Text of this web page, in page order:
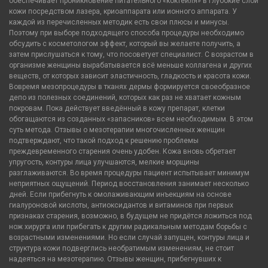
кожи посредством лазера, криоаппарата или ионного аппарата. У
каждой из перечисленных методик есть свои плюсы и минусы.
Поэтому при выборе подходящего способа процедуры необходимо
обсудить с косметологом эффект, который вы желаете получить, а
затем прислушаться к тому, что посоветует специалист. С возрастом в
организме женщины вырабатывается всё меньше коллагена и других
веществ, от которых зависит эластичность, гладкость и красота кожи.
Вовремя мезопроцедуры в тканях дермы формируется своеобразное
депо из полезных соединений, которых как раз не хватает кожным
покровам. Пока действует введённый в кожу препарат, клетки
обогащаются из созданных «запасников» всем необходимым. В этом
суть метода. Отзывы о мезотерапии многочисленных женщин
подтверждают, что такой подход к решению проблемы
преждевременного старения очень удобен. Кожа вновь обретает
упругость, контуры лица улучшаются, мелкие морщины
разглаживаются. Во время процедуры пациент испытывает минимум
неприятных ощущений. Период восстановления занимает несколько
дней. Если прибегнуть к омолаживающим инъекциям на основе
гиалуроновой кислоты, антиоксидантов и витаминов при первых
признаках старения, возможно, в будущем не придётся ложиться под
нож хирурга или прибегать к другим радикальным методам борьбы с
возрастными изменениями. Но если случай запущен, контуры лица и
структура кожи подверглись необратимым изменениям, не стоит
надеяться на мезотерапию. Отзывы женщин, прибегнувших к